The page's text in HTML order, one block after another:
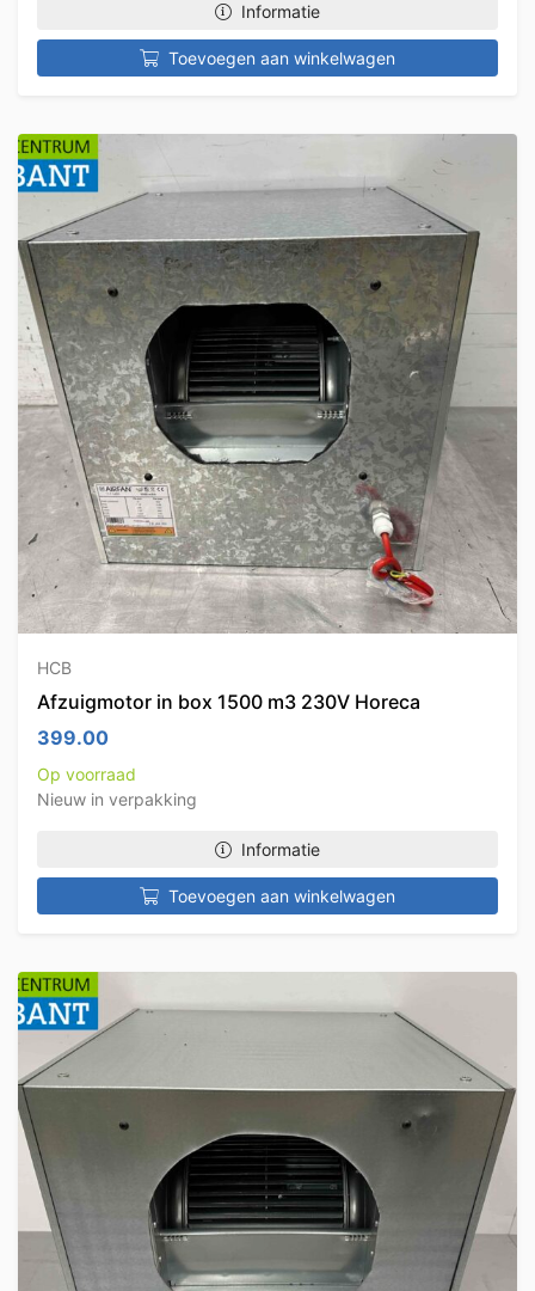
Informatie
Toevoegen aan winkelwagen
HCB
Afzuigmotor in box 1500 m3 230V Horeca
399.00
Op voorraad
Nieuw in verpakking
Informatie
Toevoegen aan winkelwagen